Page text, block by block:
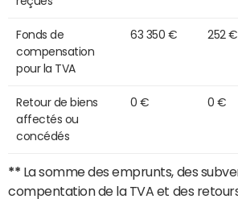
Fonds de
compensation
pour la TVA
63 350 € 252 €
Retour de biens
affectés ou
concédés
0 € 0 €
** La somme des emprunts, des
compentation de la TVA et des